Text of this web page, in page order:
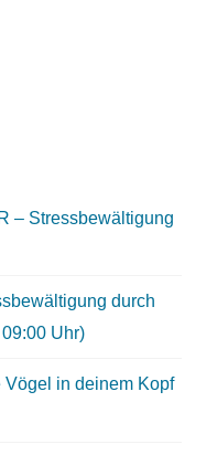
– Stressbewältigung
durch
Uhr)
Vögel in deinem Kopf